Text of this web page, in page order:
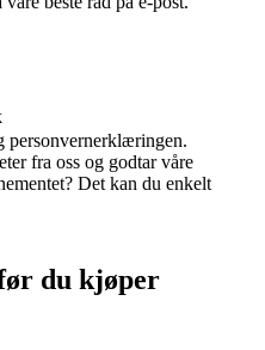
personvernerklæringen.
fra oss og godtar våre
Det kan du enkelt
du kjøper